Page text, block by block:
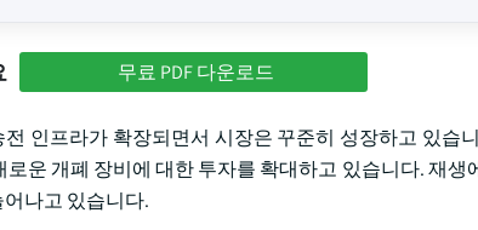
무료 PDF 다운로드
인프라가 확장되면서 시장은 꾸준히 성장하고 있습
운 개폐 장비에 대한 투자를 확대하고 있습니다. 재생
나고 있습니다.